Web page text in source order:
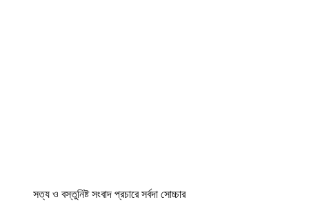
সত্য ও বস্তুনিষ্ট সংবাদ প্রচারে সর্বদা সোচ্চার